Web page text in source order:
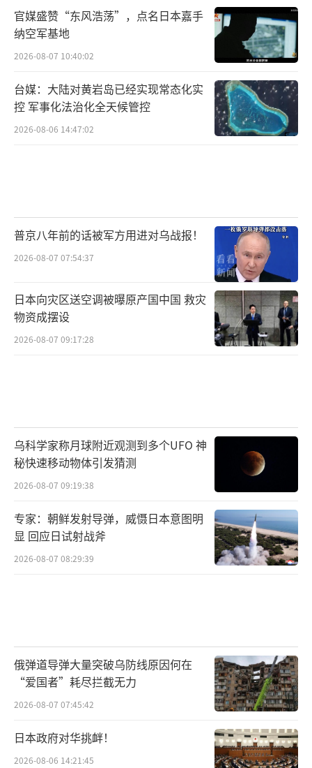
官媒盛赞“东风浩荡”，点名日本嘉手
纳空军基地
2026-08-07 10:40:02
台媒：大陆对黄岩岛已经实现常态化实
控 军事化法治化全天候管控
2026-08-06 14:47:02
普京八年前的话被军方用进对乌战报！
2026-08-07 07:54:37
日本向灾区送空调被曝原产国中国 救灾
物资成摆设
2026-08-07 09:17:28
乌科学家称月球附近观测到多个UFO 神
秘快速移动物体引发猜测
2026-08-07 09:19:38
专家：朝鲜发射导弹，威慑日本意图明
显 回应日试射战斧
2026-08-07 08:29:39
俄弹道导弹大量突破乌防线原因何在
“爱国者”耗尽拦截无力
2026-08-07 07:45:42
日本政府对华挑衅！
2026-08-06 14:21:45